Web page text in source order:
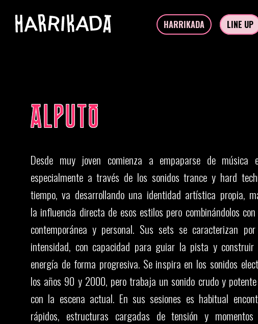
ALPUTO
Desde muy joven comienza a empaparse de música
especialmente a través de los sonidos trance y hard
tiempo, va desarrollando una identidad artística propia,
la influencia directa de esos estilos pero combinándolos
contemporánea y personal. Sus sets se caracterizan
intensidad, con capacidad para guiar la pista y construir
energía de forma progresiva. Se inspira en los sonidos
los años 90 y 2000, pero trabaja un sonido crudo y
con la escena actual. En sus sesiones es habitual
rápidos, estructuras cargadas de tensión y momentos
HARRIKADA LINE UP